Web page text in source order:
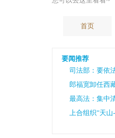
首页
要闻推荐
司法部：要依
郎福宽卸任西
最高法：集中
上合组织“天